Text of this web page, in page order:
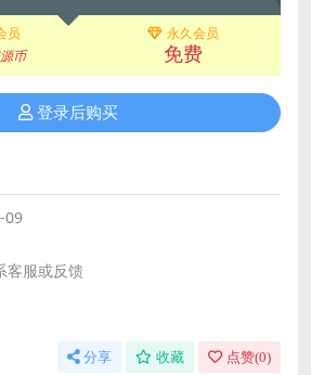
员
币
永久会员
免费
登录后购买
09
客服或反馈
分享 收藏 点赞(0)